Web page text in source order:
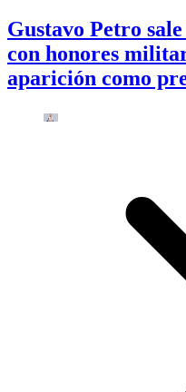
Gustavo Petro
con honores
aparición como